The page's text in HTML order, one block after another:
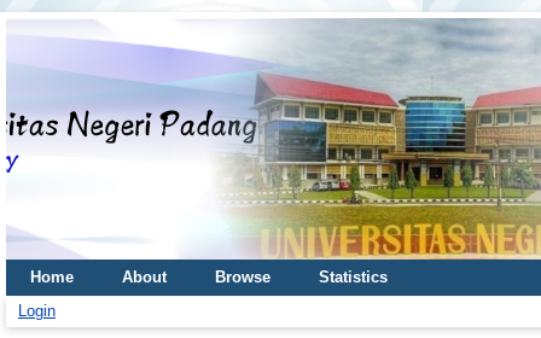
Home About Browse
Statistics
Login